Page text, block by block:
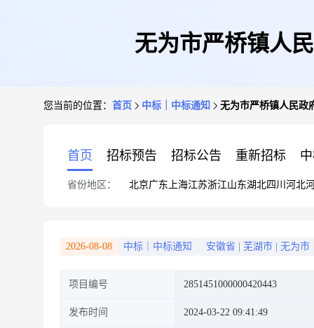
无为市严桥镇人
您当前的位置： 首页 中标｜中标通知 无为市严桥镇人民政
首页 招标预告 招标公告 重新招标
省份地区： 北京广东 上海江苏浙江山东湖北四川 河北
2026-08-08 中标｜中标通知 安徽省 芜湖市 无为市
项目编号 2851451000000420443
发布时间 2024-03-22 09:41:49